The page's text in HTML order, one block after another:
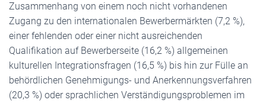
Zusammenhang von einem noch nicht vorhandenen
Zugang zu den internationalen Bewerbermärkten (7,2 %),
einer fehlenden oder einer nicht ausreichenden
Qualifikation auf Bewerberseite (16,2 %) allgemeinen
kulturellen Integrationsfragen (16,5 %) bis hin zur Fülle an
behördlichen Genehmigungs- und Anerkennungsverfahren
(20,3 %) oder sprachlichen Verständigungsproblemen im